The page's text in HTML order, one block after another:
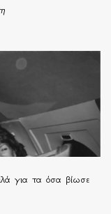
για τα όσα βίωσε